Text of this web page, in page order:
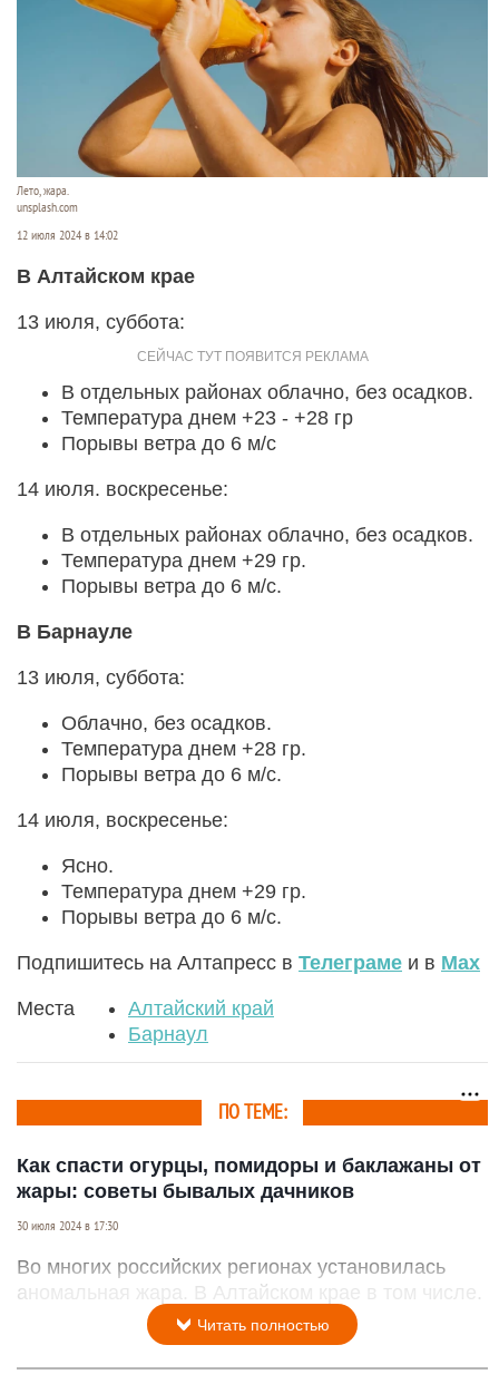
Лето, жара.
unsplash.com
12 июля 2024 в 14:02
В Алтайском крае
13 июля, суббота:
В отдельных районах облачно, без осадков.
Температура днем +23 - +28 гр
Порывы ветра до 6 м/с
14 июля. воскресенье:
В отдельных районах облачно, без осадков.
Температура днем +29 гр.
Порывы ветра до 6 м/с.
В Барнауле
13 июля, суббота:
Облачно, без осадков.
Температура днем +28 гр.
Порывы ветра до 6 м/с.
14 июля, воскресенье:
Ясно.
Температура днем +29 гр.
Порывы ветра до 6 м/с.
Подпишитесь на Алтапресс в Телеграме и в Max
Места
Алтайский край
Барнаул
ПО ТЕМЕ:
Как спасти огурцы, помидоры и баклажаны от
жары: советы бывалых дачников
30 июля 2024 в 17:30
Во многих российских регионах установилась
аномальная жара. В Алтайском крае в том числе.
Читать полностью